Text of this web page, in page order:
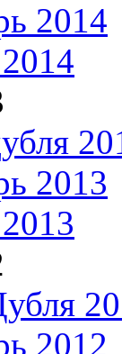
2014
2013
2012